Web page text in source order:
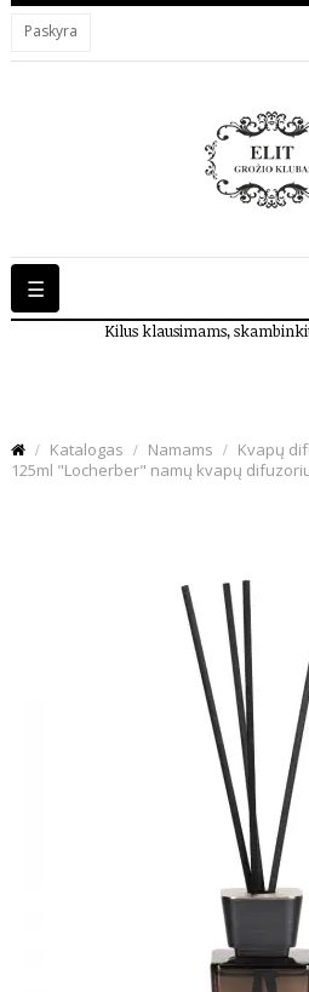
Paskyra
Toggle
navigation
☰
Kilus klausimams,
Katalogas Namams Kvapų
125ml "Locherber" namų kvapų